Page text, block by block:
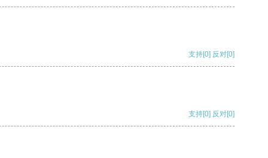
支持[0] 反对[0]
支持[0] 反对[0]